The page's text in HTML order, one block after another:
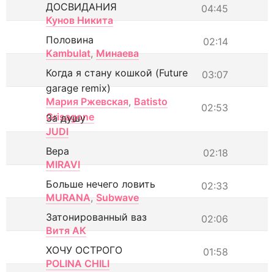
04:45
ДОСВИДАНИЯ
Кунов Никита
02:14
Половина
Kambulat, Минаева
03:07
Когда я стану кошкой (Future
garage remix)
Мария Ржевская, Batisto
Grisagone
02:53
За душу
JUDI
02:18
Вера
MIRAVI
02:33
Больше нечего ловить
MURANA, Subwave
02:06
Затонированный ваз
Витя АК
01:58
ХОЧУ ОСТРОГО
POLINA CHILI